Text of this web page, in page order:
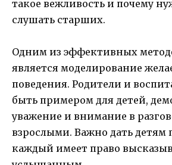
такое вежливость и почему
слушать старших.
Одним из эффективных
является моделирование
поведения. Родители и
быть примером для детей,
уважение и внимание в
взрослыми. Важно дать детям
каждый имеет право